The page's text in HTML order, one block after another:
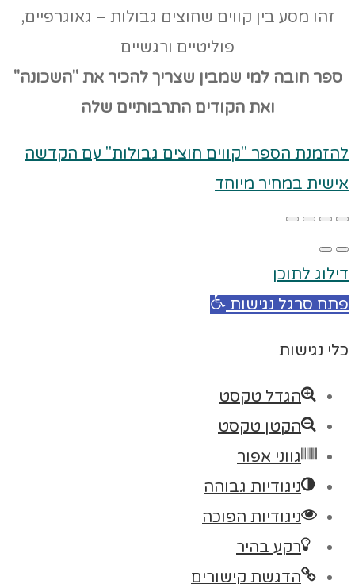
זהו מסע בין קווים שחוצים גבולות – גאוגרפיים,
פוליטיים ורגשיים
ספר חובה למי שמבין שצריך להכיר את "השכונה"
ואת הקודים התרבותיים שלה
להזמנת הספר "קווים חוצים גבולות" עם הקדשה
אישית במחיר מיוחד
דילוג לתוכן
פתח סרגל נגישות
כלי נגישות
הגדל טקסט
הקטן טקסט
גווני אפור
ניגודיות גבוהה
ניגודיות הפוכה
רקע בהיר
הדגשת קישורים